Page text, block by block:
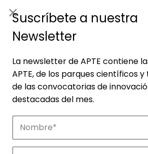
Suscríbete a nuestra
Newsletter
La newsletter de APTE contiene
APTE, de los parques científicos
de las convocatorias de
destacadas del mes.